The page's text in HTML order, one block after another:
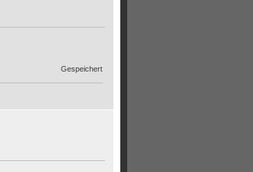
Gespeichert